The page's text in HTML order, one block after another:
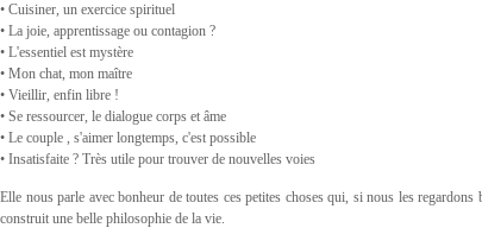
• Cuisiner, un exercice spirituel
• La joie, apprentissage ou contagion ?
• L'essentiel est mystère
• Mon chat, mon maître
• Vieillir, enfin libre !
• Se ressourcer, le dialogue corps et âme
• Le couple , s'aimer longtemps, c'est possible
• Insatisfaite ? Très utile pour trouver de nouvelles voies
Elle nous parle avec bonheur de toutes ces petites choses qui, si nous les
construit une belle philosophie de la vie.